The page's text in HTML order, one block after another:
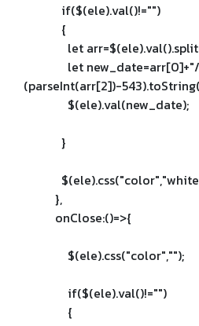
if($(ele).val()!="")
{
let
let new_date=arr[0]+"/
(parseInt(arr[2])-
$(ele).val(new_date);
}
},
onClose:()=>{
$(ele).css("color","");
if($(ele).val()!="")
{